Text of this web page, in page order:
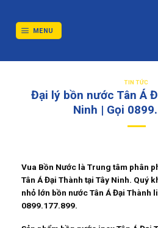
content
MENU
TIN TỨC
Đại lý bồn nước Tân Á
Ninh | Gọi
Vua Bồn Nước là Trung tâm phân
Tân Á Đại Thành tại Tây Ninh. Quý
nhỏ lớn bồn nước Tân Á Đại Thành
0899.177.899.